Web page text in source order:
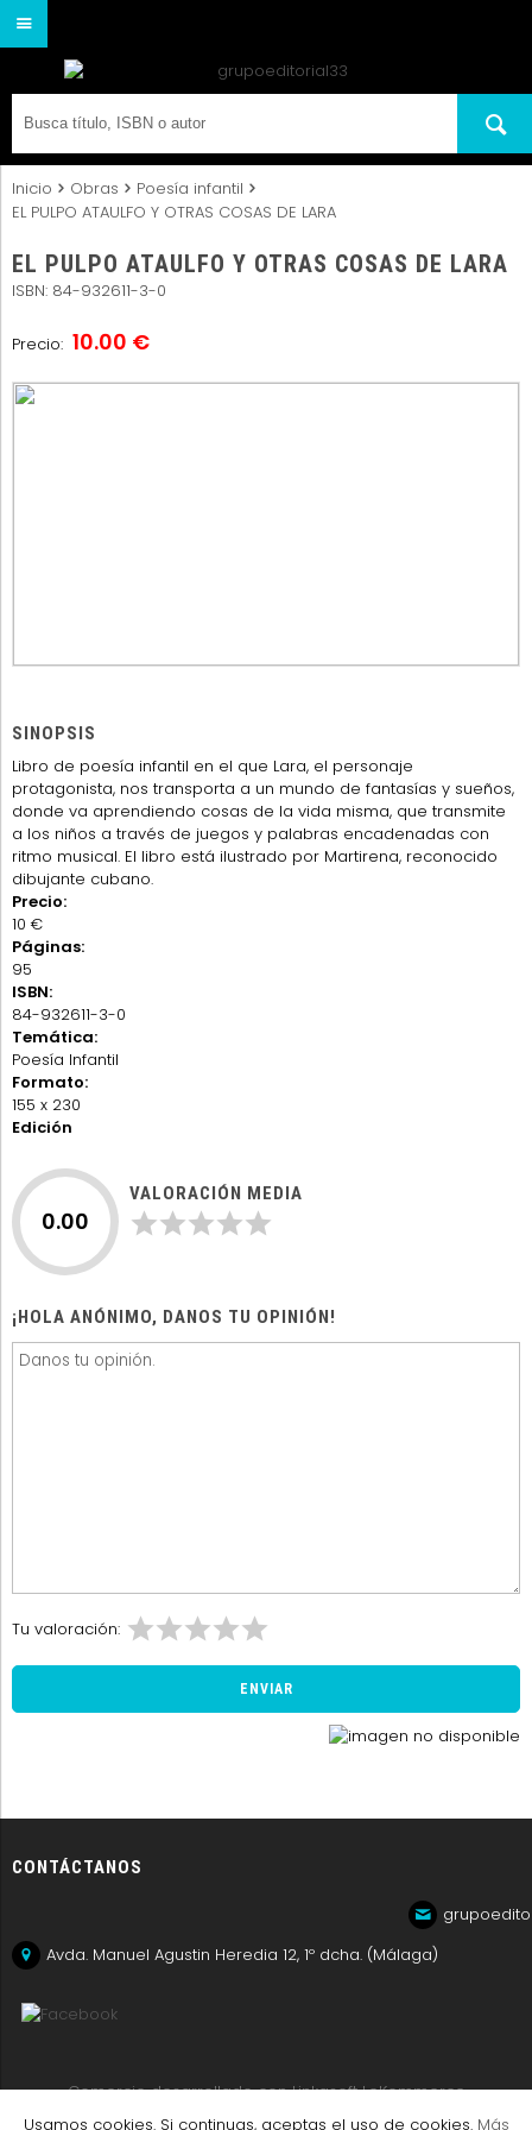
Usamos cookies. Si continuas, aceptas el uso de cookies. Más
Inicio Obras
Poesía infantil
EL PULPO ATAULFO Y OTRAS COSAS DE LARA
EL PULPO ATAULFO Y OTRAS COSAS DE LARA
ISBN: 84-932611-3-0
Precio: 10.00 €
SINOPSIS
Libro de poesía infantil en el que Lara, el personaje
protagonista, nos transporta a un mundo de fantasías y sueños,
donde va aprendiendo cosas de la vida misma, que transmite
a los niños a través de juegos y palabras encadenadas con
ritmo musical. El libro está ilustrado por Martirena, reconocido
dibujante cubano.
Precio:
10 €
Páginas:
95
ISBN:
84-932611-3-0
Temática:
Poesía Infantil
Formato:
155 x 230
Edición
0.00
VALORACIÓN MEDIA
¡HOLA ANÓNIMO, DANOS TU OPINIÓN!
Tu valoración:
CONTÁCTANOS
Avda. Manuel Agustin Heredia 12, 1º dcha. (Málaga)
Comercio desarrollado conLinkasoft LeKommerce